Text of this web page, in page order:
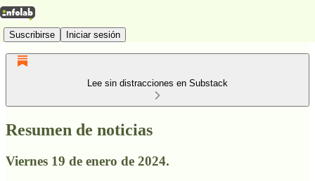
Suscribirse Iniciar sesión
Lee sin distracciones en Substack
Resumen de noticias
Viernes 19 de enero de 2024.